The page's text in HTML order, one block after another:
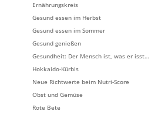
Ernährungskreis
Gesund essen im Herbst
Gesund essen im Sommer
Gesund genießen
Gesundheit: Der Mensch ist, was er isst…
Hokkaido-Kürbis
Neue Richtwerte beim Nutri-Score
Obst und Gemüse
Rote Bete